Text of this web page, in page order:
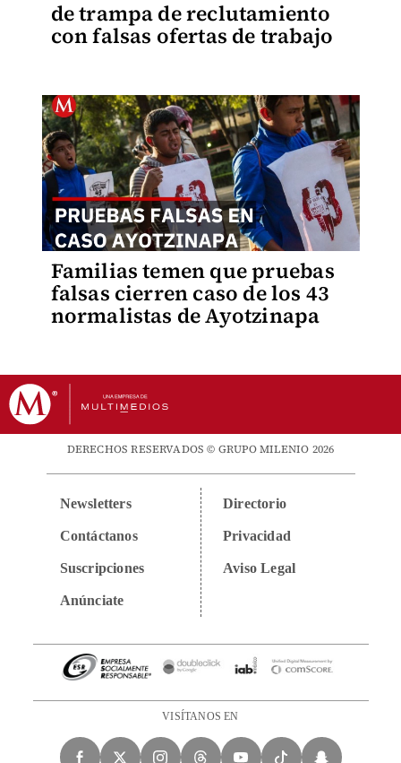
de trampa de reclutamiento
con falsas ofertas de trabajo
Familias temen que pruebas
falsas cierren caso de los 43
normalistas de Ayotzinapa
DERECHOS RESERVADOS © GRUPO MILENIO 2026
Newsletters
Contáctanos
Suscripciones
Anúnciate
Directorio
Privacidad
Aviso Legal
VISÍTANOS EN